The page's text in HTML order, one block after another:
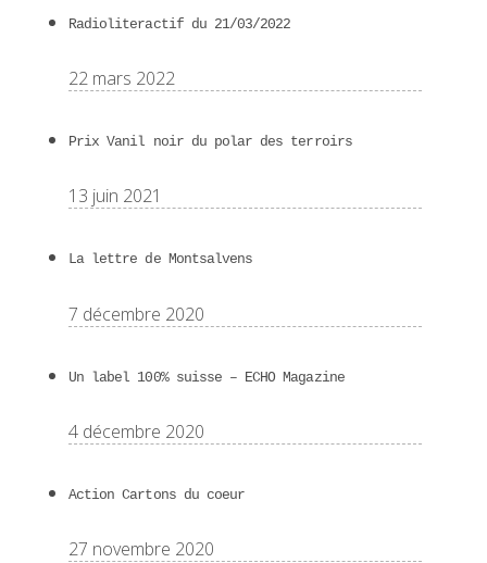
Radioliteractif du 21/03/2022
22 mars 2022
Prix Vanil noir du polar des terroirs
13 juin 2021
La lettre de Montsalvens
7 décembre 2020
Un label 100% suisse – ECHO Magazine
4 décembre 2020
Action Cartons du coeur
27 novembre 2020